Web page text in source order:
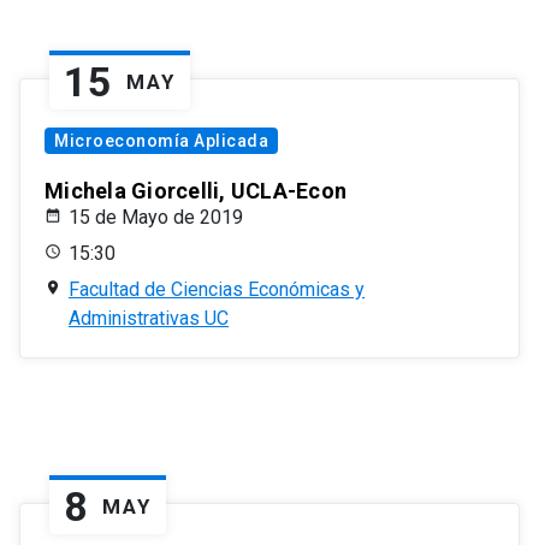
15 MAY
Microeconomía Aplicada
Michela Giorcelli, UCLA-Econ
15 de Mayo de 2019
15:30
Facultad de Ciencias Económicas y
Administrativas UC
8 MAY